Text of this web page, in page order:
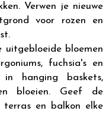
Verwen je nieuwe
voor rozen en
uitgebloeide bloemen
fuchsia's en
hanging baskets,
bloeien. Geef de
en balkon elke